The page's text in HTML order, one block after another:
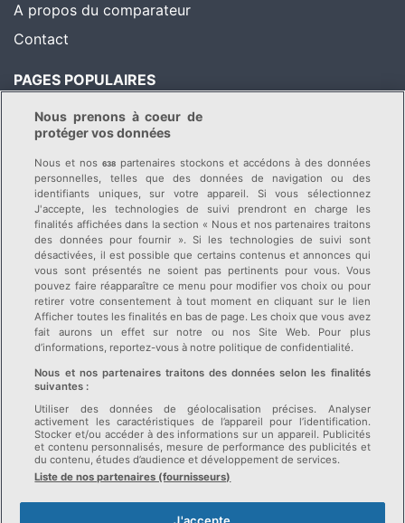
A propos du comparateur
Contact
PAGES POPULAIRES
Comparatif des primes
Changer de caisse-
maladie
Découvrez nos autres portails :
Assurance auto
Assurance pour animaux
Hypothèque
LANGUE
FR IT EN
Nous prenons à coeur de
protéger vos données
Nous et nos638 partenaires stockons et accédons à des données
personnelles, telles que des données de navigation ou des
identifiants uniques, sur votre appareil. Si vous sélectionnez
J'accepte, les technologies de suivi prendront en charge les
finalités affichées dans la section « Nous et nos partenaires traitons
des données pour fournir ». Si les technologies de suivi sont
désactivées, il est possible que certains contenus et annonces qui
vous sont présentés ne soient pas pertinents pour vous. Vous
pouvez faire réapparaître ce menu pour modifier vos choix ou pour
retirer votre consentement à tout moment en cliquant sur le lien
Afficher toutes les finalités en bas de page. Les choix que vous avez
fait aurons un effet sur notre ou nos Site Web. Pour plus
d’informations, reportez-vous à notre politique de confidentialité.
Nous et nos partenaires traitons des données selon les finalités
suivantes :
Utiliser des données de géolocalisation précises. Analyser
activement les caractéristiques de l’appareil pour l’identification.
Stocker et/ou accéder à des informations sur un appareil. Publicités
et contenu personnalisés, mesure de performance des publicités et
du contenu, études d’audience et développement de services.
Liste de nos partenaires (fournisseurs)